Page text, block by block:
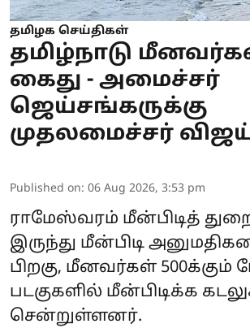
தமிழக செய்திகள்
தமிழ்நாடு
கைது - அமைச்சர்
ஜெய்சங்கருக்கு
முதலமைச்சர் விஜய்
Published on: 06 Aug 2026, 3:53 pm
ராமேஸ்வரம் மீன்பிடித்
இருந்து மீன்பிடி
பிறகு, மீனவர்கள் 500க்கும்
படகுகளில் மீன்பிடிக்க
சென்றுள்ளனர்.